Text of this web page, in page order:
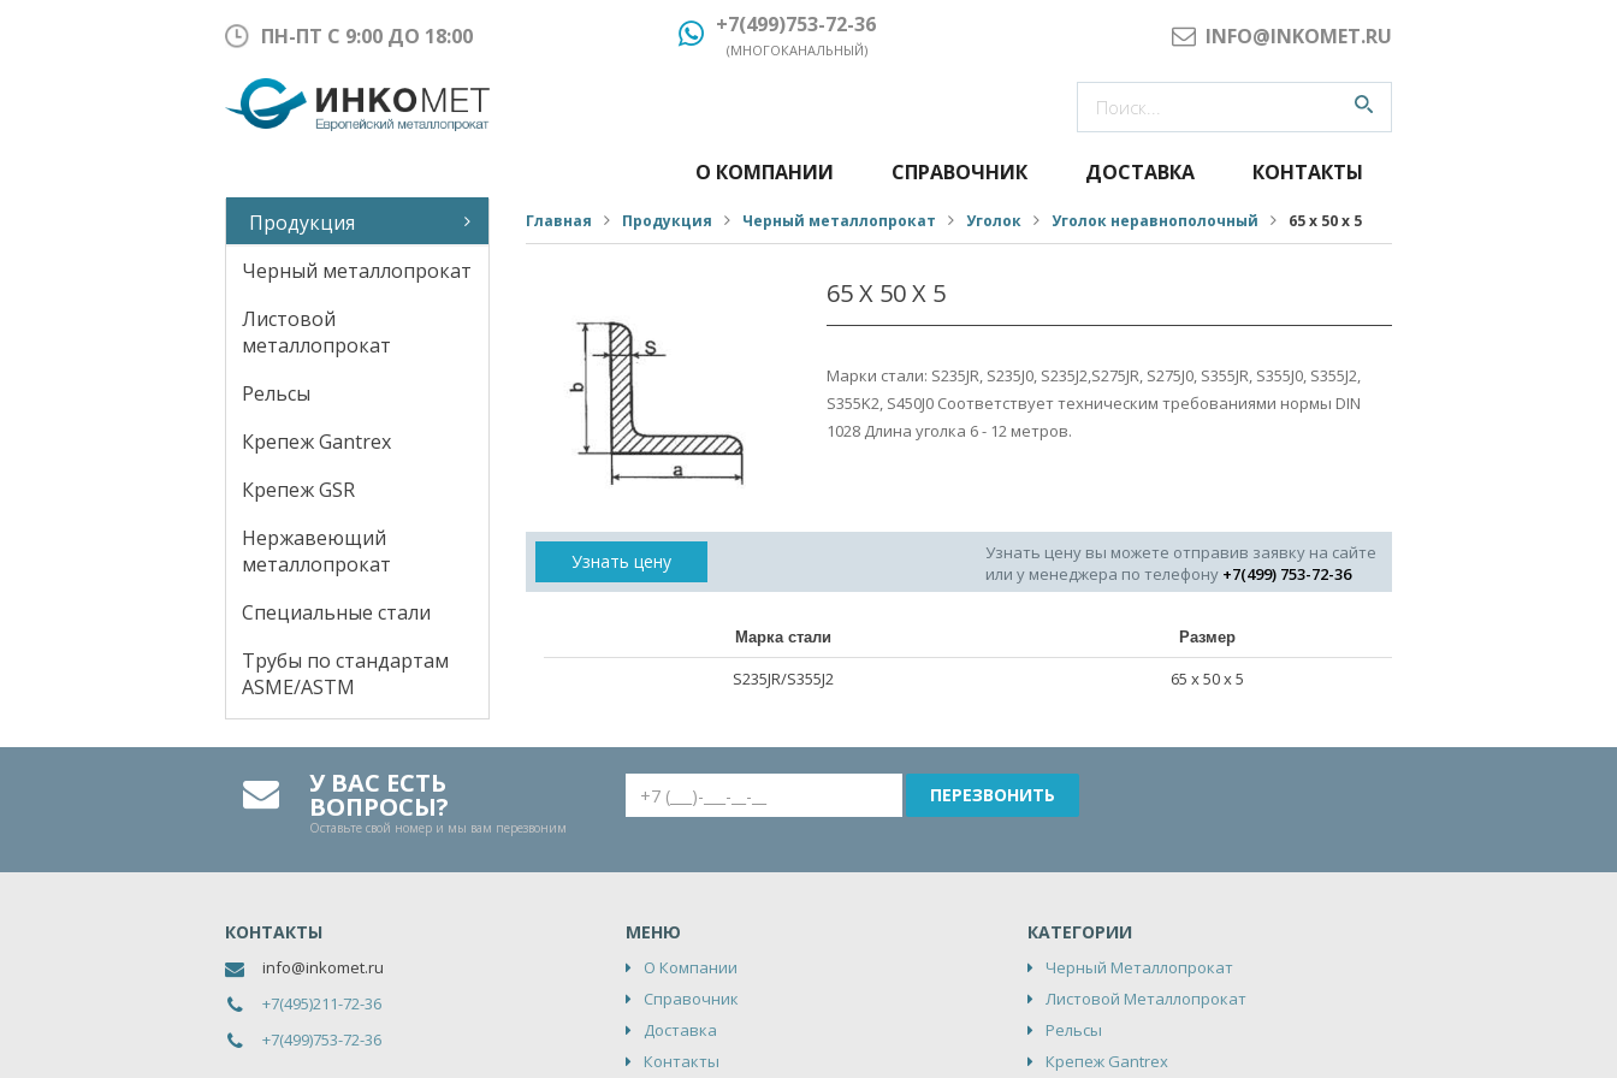
ПН-ПТ С 9:00 ДО 18:00 +7(499)753-72-36
(МНОГОКАНАЛЬНЫЙ)
INFO@INKOMET.RU
Продукция
Черный металлопрокат
Листовой
металлопрокат
Рельсы
Крепеж Gantrex
Крепеж GSR
Нержавеющий
металлопрокат
Специальные стали
Трубы по стандартам
ASME/ASTM
О КОМПАНИИ СПРАВОЧНИК ДОСТАВКА КОНТАКТЫ
Главная Продукция Черный металлопрокат Уголок Уголок неравнополочный 65 х 50 х 5
65 Х 50 Х 5
Марки стали: S235JR, S235J0, S235J2,S275JR, S275J0, S355JR, S355J0, S355J2,
S355K2, S450J0 Соответствует техническим требованиями нормы DIN
1028 Длина уголка 6 - 12 метров.
Узнать цену
Узнать цену вы можете отправив заявку на сайте
или у менеджера по телефону +7(499) 753-72-36
Марка стали Размер
S235JR/S355J2 65 х 50 х 5
У ВАС ЕСТЬ
ВОПРОСЫ?
Оставьте свой номер и мы вам перезвоним
КОНТАКТЫ
info@inkomet.ru
+7(495)211-72-36
+7(499)753-72-36
МЕНЮ
О Компании
Справочник
Доставка
Контакты
КАТЕГОРИИ
Черный Металлопрокат
Листовой Металлопрокат
Рельсы
Крепеж Gantrex